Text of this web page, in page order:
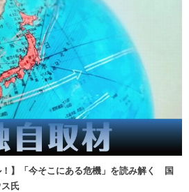
！】「今そこにある危機」を読み解く 国
氏